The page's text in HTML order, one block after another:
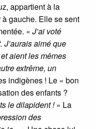
appartient à la
gauche. Elle se sent
« J’ai voté
J’aurais aimé que
aient les mêmes
extrême, un
indigènes ! Le « bon
des enfants ?
le dilapident !» La
des